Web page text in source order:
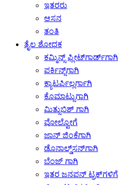
ಇತರರು
ಆಸನ
ತಂತಿ
ತೈಲ ಶೋಧಕ
ಕಮ್ಮಿನ್ಸ್ ಫ್ಲೀಟ್‌ಗಾರ್ಡ್‌ಗಾಗಿ
ಪರ್ಕಿನ್ಸ್‌ಗಾಗಿ
ಕ್ಯಾಟರ್ಪಿಲ್ಲರ್ಗಾಗಿ
ಕೊಮಾಟ್ಸುಗಾಗಿ
ಮಿತ್ಸುಬಿಶ್ ಗಾಗಿ
ವೋಲ್ವೋಗೆ
ಜಾನ್ ಜಿಂಕೆಗಾಗಿ
ಡೊನಾಲ್ಡ್‌ಸನ್‌ಗಾಗಿ
ಬೆಂಜ್ ಗಾಗಿ
ಇತರ ಜನಪನ್ ಟ್ರಕ್‌ಗಳಿಗೆ